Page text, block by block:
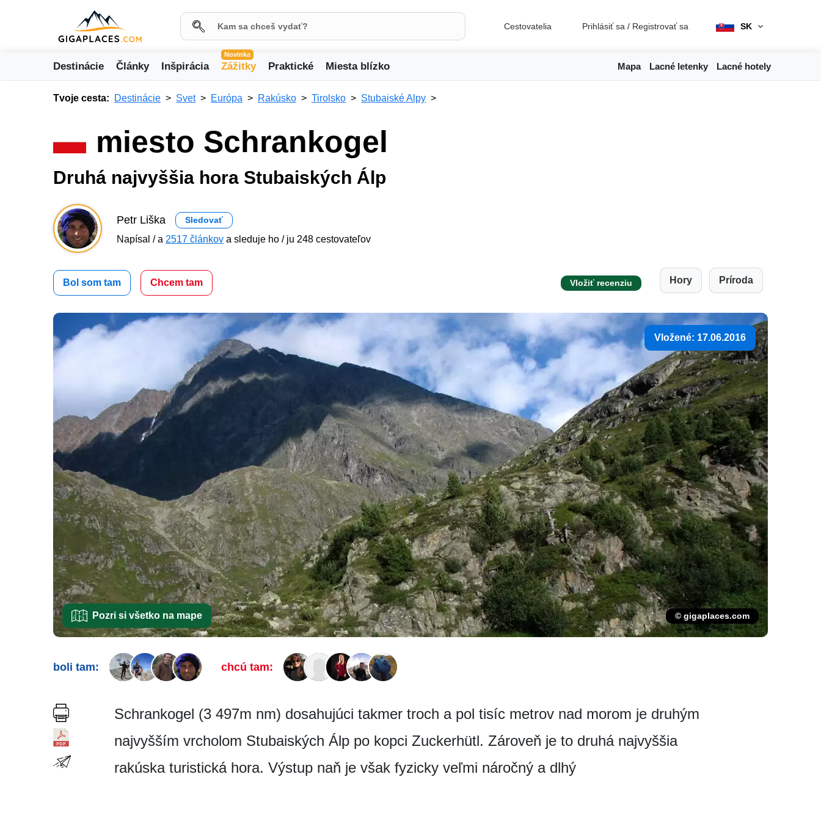
Cestovatelia Prihlásiť sa / Registrovať sa SK
Destinácie Články Inšpirácia
Novinka
Zážitky Praktické Miesta blízko Mapa Lacné letenky Lacné hotely
Tvoje cesta: Destinácie Svet Európa Rakúsko Tirolsko Stubaiské Alpy
miesto Schrankogel
Druhá najvyššia hora Stubaiských Álp
Petr Liška Sledovať
Napísal / a 2517 článkov a sleduje ho / ju 248 cestovateľov
Bol som tam Chcem tam Vložiť recenziu Hory Príroda
Vložené: 17.06.2016
Pozri si všetko na mape © gigaplaces.com
boli tam: chcú tam:
Schrankogel (3 497m nm) dosahujúci takmer troch a pol tisíc metrov nad morom je druhým
najvyšším vrcholom Stubaiských Álp po kopci Zuckerhütl. Zároveň je to druhá najvyššia
rakúska turistická hora. Výstup naň je však fyzicky veľmi náročný a dlhý